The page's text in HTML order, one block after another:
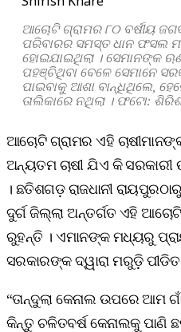
ଆଚୋଟି ଗ୍ରାମର ୮୦ ବର୍ଷୀୟ
ପରିବାରର ସମସ୍ତ ଧାନ ଫସଲ
ହୋଇଯାଇଥିଲା । ସେମାନଙ୍କ
ପହଞ୍ଚିଥିବା ବେଳେ ସେମାନେ
ପାଇବାକୁ ଆଶା ବାନ୍ଧିଥିଲେ,
ତାଲିକାରେ ନଥିଲା । ଫଟୋ:
ଆଚୋଟି ଗ୍ରାମର ଏହି
ଅନ୍ୟତମ ଚାଷୀ ଯିଏ କି ସରକାରୀ
। ଛତିଶଗଡ଼ ରାଜଧାନୀ
ଦୁର୍ଗ ଜିଲ୍ଲା ଅନ୍ତର୍ଗତ ଏହି
ରୁହନ୍ତି । ଏମାନଙ୍କ ମଧ୍ୟରୁ
ସରକାରଙ୍କ ଦ୍ୱାରା ମରୁଡ଼ି
“ତାନ୍ଦୁଲା କେନାଲ ଉପରେ ଆମ
କିନ୍ତୁ ଚଳିତବର୍ଷ କେନାଲକୁ ପାଣି